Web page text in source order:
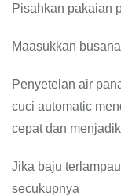
Pisahkan pakaian
Maasukkan
Penyetelan air
cuci automatic
cepat dan
Jika baju
secukupnya